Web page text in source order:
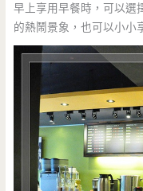
早上享用早餐時，可以選
的熱鬧景象，也可以小小